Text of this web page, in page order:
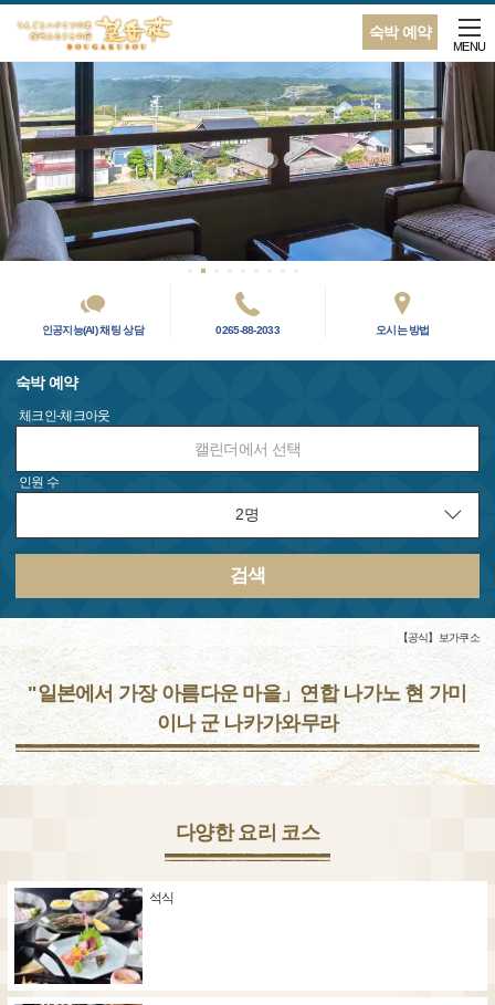
숙박 예약
MENU
인공지능(AI) 채팅 상담 0265-88-2033 오시는 방법
숙박 예약
체크인-체크아웃
캘린더에서 선택
인원 수
검색
【공식】보가쿠소
"일본에서 가장 아름다운 마을」연합 나가노 현 가미
이나 군 나카가와무라
다양한 요리 코스
석식